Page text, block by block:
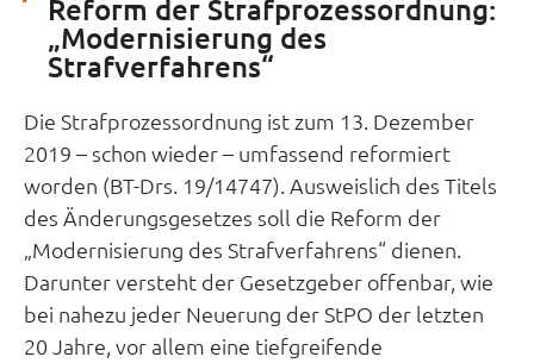
Reform der Strafprozessordnung:
„Modernisierung des
Strafverfahrens“
Die Strafprozessordnung ist zum 13. Dezember
2019 – schon wieder – umfassend reformiert
worden (BT-Drs. 19/14747). Ausweislich des Titels
des Änderungsgesetzes soll die Reform der
„Modernisierung des Strafverfahrens“ dienen.
Darunter versteht der Gesetzgeber offenbar, wie
bei nahezu jeder Neuerung der StPO der letzten
20 Jahre, vor allem eine tiefgreifende